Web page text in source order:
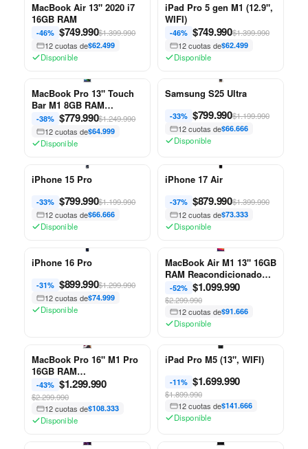
MacBook Air 13" 2020 i7
16GB RAM
-46% $749.990$1.399.990
12 cuotas de$62.499
Disponible
iPad Pro 5 gen M1 (12.9",
WIFI)
-46% $749.990$1.399.990
12 cuotas de$62.499
Disponible
MacBook Pro 13" Touch
Bar M1 8GB RAM
Reacondicionado Apple
-38% $779.990$1.249.990
12 cuotas de$64.999
Disponible
Samsung S25 Ultra
-33% $799.990$1.199.990
12 cuotas de$66.666
Disponible
iPhone 15 Pro
-33% $799.990$1.199.990
12 cuotas de$66.666
Disponible
iPhone 17 Air
-37% $879.990$1.399.990
12 cuotas de$73.333
Disponible
iPhone 16 Pro
-31% $899.990$1.299.990
12 cuotas de$74.999
Disponible
MacBook Air M1 13" 16GB
RAM Reacondicionado
Apple
-52% $1.099.990
$2.299.990
12 cuotas de$91.666
Disponible
MacBook Pro 16" M1 Pro
16GB RAM
Reacondicionado Apple
-43% $1.299.990
$2.299.990
12 cuotas de$108.333
Disponible
iPad Pro M5 (13", WIFI)
-11% $1.699.990
$1.899.990
12 cuotas de$141.666
Disponible